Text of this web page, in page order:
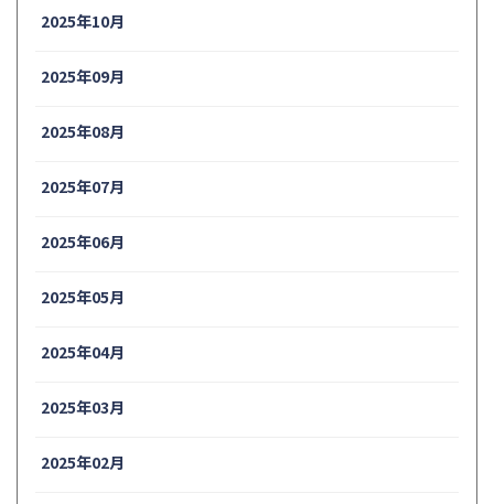
2025年10月
2025年09月
2025年08月
2025年07月
2025年06月
2025年05月
2025年04月
2025年03月
2025年02月